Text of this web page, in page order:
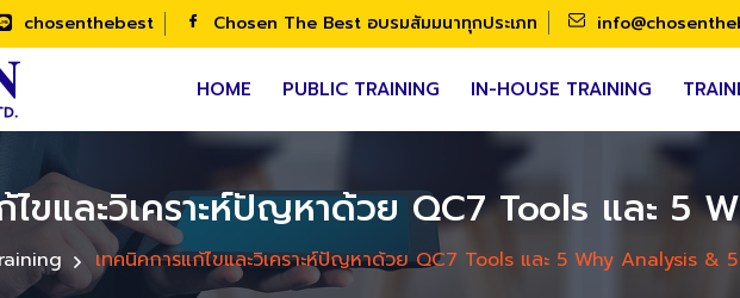
chosenthebest Chosen The Best อบรมสัมมนาทุกประเภท
HOME PUBLIC TRAINING IN-HOUSE TRAINING
ไขและวิเคราะห์ปัญหาด้วย QC7 Tools และ 5
เทคนิคการแก้ไขและวิเคราะห์ปัญหาด้วย QC7 Tools และ 5 Why Analysis &